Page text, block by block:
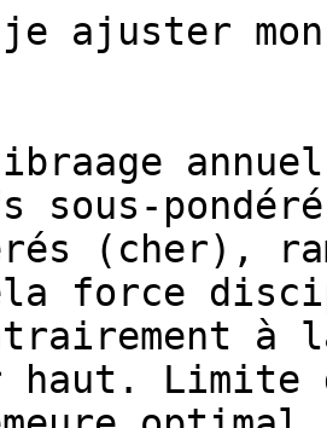
je ajuster
(cher),
force
à
haut.